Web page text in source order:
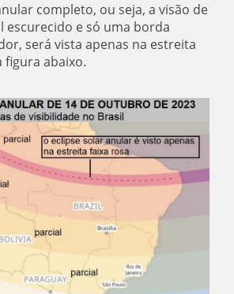
completo, ou seja, a visão de
escurecido e só uma borda
será vista apenas na estreita
figura abaixo.